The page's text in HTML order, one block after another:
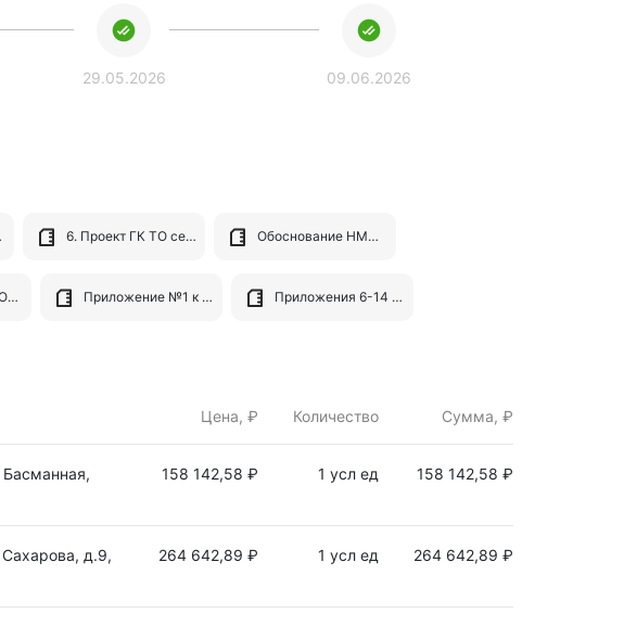
29.05.2026 09.06.2026
6. Проект ГК ТО сети 08.04.docx Обоснование НМЦК сети.DOC
Приложение 5 к ООЗ Состав услуг Круглосут обслуж.xlsx Приложение №1 к ООЗ (Перечень оборудования).xlsx Приложения 6-14 к ООЗ Перечень и периодичность ТО.xlsx
Цена, ₽ Количество Сумма, ₽
158 142,58 ₽ 1 усл ед 158 142,58 ₽
д.9,
264 642,89 ₽ 1 усл ед 264 642,89 ₽